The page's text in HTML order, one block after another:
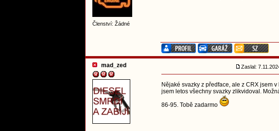
Členství: Žádné
mad_zed Zaslal:
Nějaké svazky z předface, ale z CRX jsem
jsem letos všechny svazky zlikvidoval.
86-95. Tobě zadarmo